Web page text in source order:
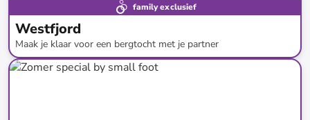
family exclusief
Westfjord
Maak je klaar voor een bergtocht met je partner
tot-69 %*